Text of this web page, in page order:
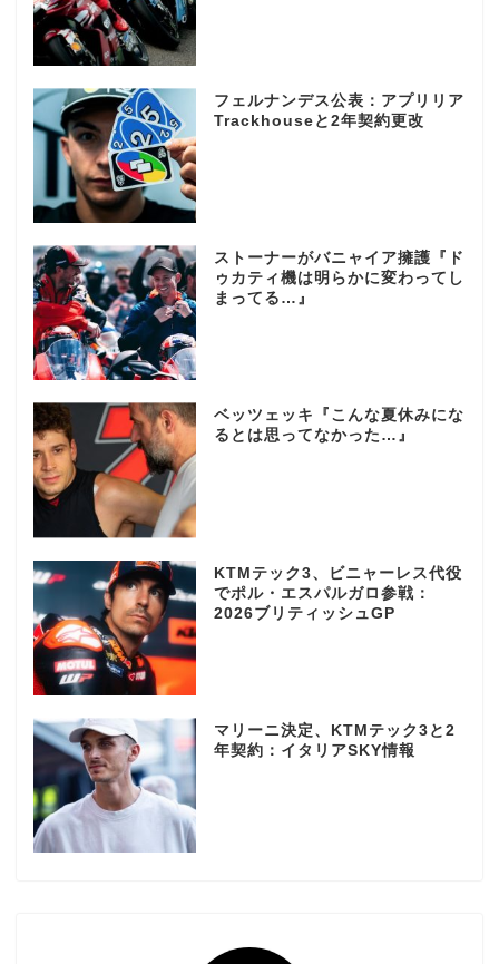
フェルナンデス公表：アプリリア
Trackhouseと2年契約更改
ストーナーがバニャイア擁護『ド
ゥカティ機は明らかに変わってし
まってる…』
ベッツェッキ『こんな夏休みにな
るとは思ってなかった…』
KTMテック3、ビニャーレス代役
でポル・エスパルガロ参戦：
2026ブリティッシュGP
マリーニ決定、KTMテック3と2
年契約：イタリアSKY情報